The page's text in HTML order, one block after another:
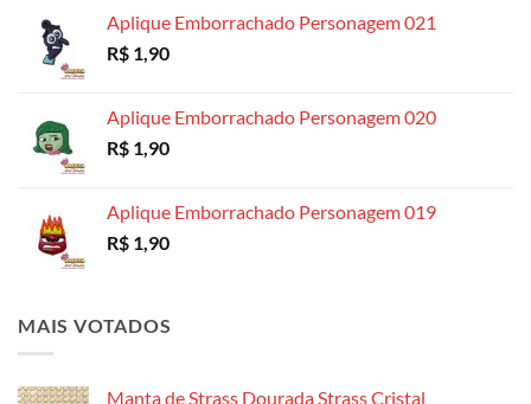
R$ 8,99
Aplique Emborrachado Personagem 021
R$ 1,90
Aplique Emborrachado Personagem 020
R$ 1,90
Aplique Emborrachado Personagem 019
R$ 1,90
MAIS VOTADOS
Manta de Strass Dourada Strass Cristal